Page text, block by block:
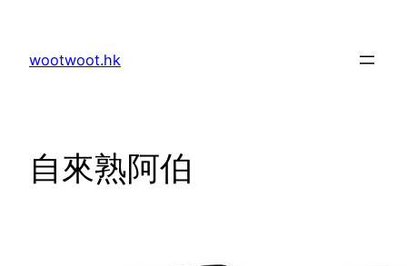
content
wootwoot.hk
自來熟阿伯